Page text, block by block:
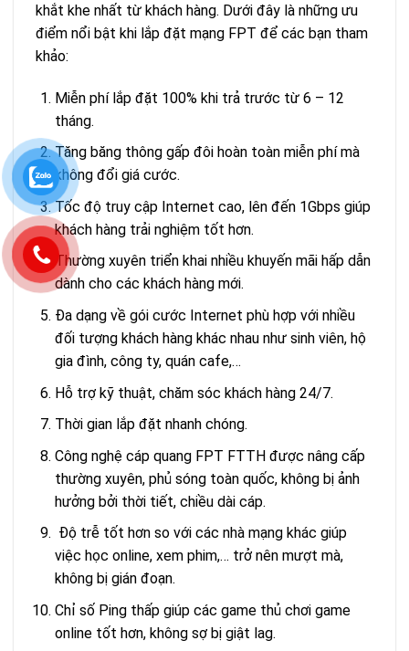
khắt khe nhất từ khách hàng. Dưới đây là những ưu
điểm nổi bật khi lắp đặt mạng FPT để các bạn tham
khảo:
Miễn phí lắp đặt 100% khi trả trước từ 6 – 12
tháng.
Tăng băng thông gấp đôi hoàn toàn miễn phí mà
không đổi giá cước.
Tốc độ truy cập Internet cao, lên đến 1Gbps giúp
khách hàng trải nghiệm tốt hơn.
Thường xuyên triển khai nhiều khuyến mãi hấp dẫn
dành cho các khách hàng mới.
Đa dạng về gói cước Internet phù hợp với nhiều
đối tượng khách hàng khác nhau như sinh viên, hộ
gia đình, công ty, quán cafe,…
Hỗ trợ kỹ thuật, chăm sóc khách hàng 24/7.
Thời gian lắp đặt nhanh chóng.
Công nghệ cáp quang FPT FTTH được nâng cấp
thường xuyên, phủ sóng toàn quốc, không bị ảnh
hưởng bởi thời tiết, chiều dài cáp.
Độ trễ tốt hơn so với các nhà mạng khác giúp
việc học online, xem phim,… trở nên mượt mà,
không bị gián đoạn.
Chỉ số Ping thấp giúp các game thủ chơi game
online tốt hơn, không sợ bị giật lag.